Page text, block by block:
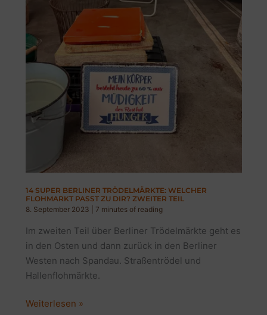
14 SUPER BERLINER TRÖDELMÄRKTE: WELCHER
FLOHMARKT PASST ZU DIR? ZWEITER TEIL
8. September 2023
7 minutes of reading
Im zweiten Teil über Berliner Trödelmärkte geht es
in den Osten und dann zurück in den Berliner
Westen nach Spandau. Straßentrödel und
Hallenflohmärkte.
14
Weiterlesen »